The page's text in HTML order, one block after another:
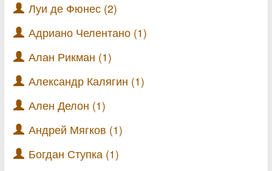
Луи де Фюнес (2)
Адриано Челентано (1)
Алан Рикман (1)
Александр Калягин (1)
Ален Делон (1)
Андрей Мягков (1)
Богдан Ступка (1)